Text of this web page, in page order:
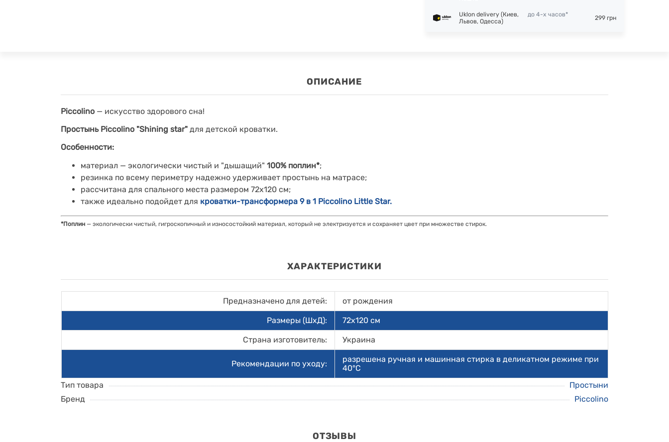
Uklon delivery (Киев,
Львов, Одесса)
до 4-х часов* 299 грн
ОПИСАНИЕ
Piccolino — искусство здорового сна!
Простынь Piccolino "Shining star" для детской кроватки.
Особенности:
материал — экологически чистый и "дышащий" 100% поплин*;
резинка по всему периметру надежно удерживает простынь на матрасе;
рассчитана для спального места размером 72х120 см;
также идеально подойдет для кроватки-трансформера 9 в 1 Piccolino Little Star.
*Поплин — экологически чистый, гигроскопичный и износостойкий материал, который не электризуется и сохраняет цвет при множестве стирок.
ХАРАКТЕРИСТИКИ
Предназначено для детей: от рождения
Размеры (ШхД): 72х120 см
Страна изготовитель: Украина
Рекомендации по уходу:
разрешена ручная и машинная стирка в деликатном режиме при
40°С
Тип товара
Простыни
Бренд
Piccolino
ОТЗЫВЫ